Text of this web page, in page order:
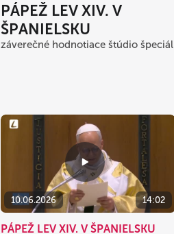
PÁPEŽ LEV XIV. V
ŠPANIELSKU
záverečné hodnotiace štúdio špeciál
10.06.2026 14:02
PÁPEŽ LEV XIV. V ŠPANIELSKU